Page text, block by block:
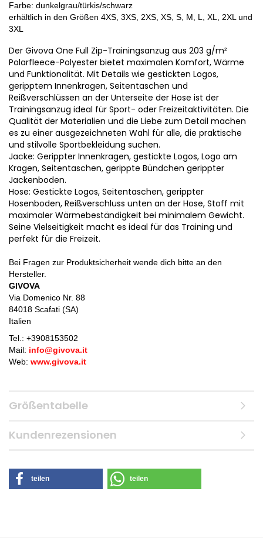
Farbe: dunkelgrau/türkis/schwarz
erhältlich in den Größen 4XS, 3XS, 2XS, XS, S, M, L, XL, 2XL und
3XL
Der Givova One Full Zip-Trainingsanzug aus 203 g/m²
Polarfleece-Polyester bietet maximalen Komfort, Wärme
und Funktionalität. Mit Details wie gestickten Logos,
geripptem Innenkragen, Seitentaschen und
Reißverschlüssen an der Unterseite der Hose ist der
Trainingsanzug ideal für Sport- oder Freizeitaktivitäten. Die
Qualität der Materialien und die Liebe zum Detail machen
es zu einer ausgezeichneten Wahl für alle, die praktische
und stilvolle Sportbekleidung suchen.
Jacke: Gerippter Innenkragen, gestickte Logos, Logo am
Kragen, Seitentaschen, gerippte Bündchen gerippter
Jackenboden.
Hose: Gestickte Logos, Seitentaschen, gerippter
Hosenboden, Reißverschluss unten an der Hose, Stoff mit
maximaler Wärmebeständigkeit bei minimalem Gewicht.
Seine Vielseitigkeit macht es ideal für das Training und
perfekt für die Freizeit.
Bei Fragen zur Produktsicherheit wende dich bitte an den
Hersteller.
GIVOVA
Via Domenico Nr. 88
84018 Scafati (SA)
Italien
Tel.: +3908153502
Mail: info@givova.it
Web: www.givova.it
Größentabelle
Kundenrezensionen
teilen teilen